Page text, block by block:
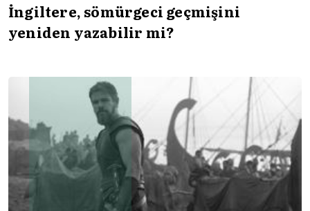
İngiltere, sömürgeci geçmişini
yeniden yazabilir mi?